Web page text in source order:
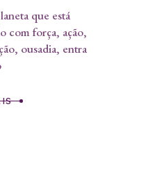
que está
com força, ação,
ousadia, entra